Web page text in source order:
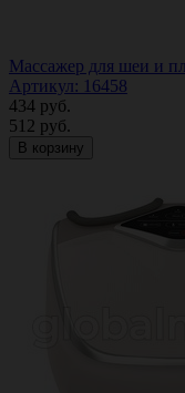
Массажер для шеи и
Артикул: 16458
434 руб.
512 руб.
В корзину